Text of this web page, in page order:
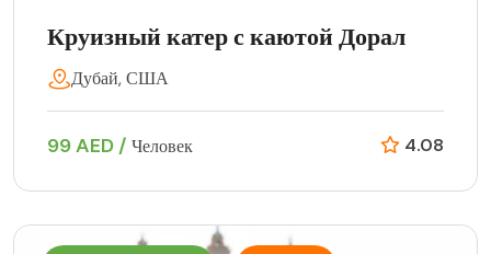
Круизный катер с каютой Дорал
Дубай, США
99 AED / Человек 4.08